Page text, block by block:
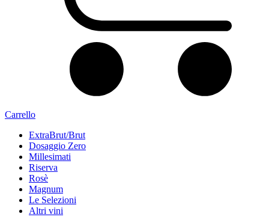
Carrello
ExtraBrut/Brut
Dosaggio Zero
Millesimati
Riserva
Rosè
Magnum
Le Selezioni
Altri vini